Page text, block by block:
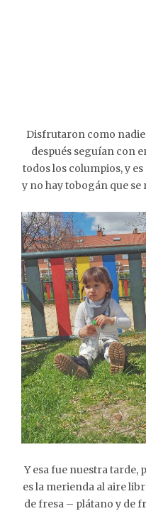
Disfrutaron como
después seguían con
todos los columpios, y
y no hay tobogán que se
Y esa fue nuestra tarde,
es la merienda al aire
de fresa – plátano y de